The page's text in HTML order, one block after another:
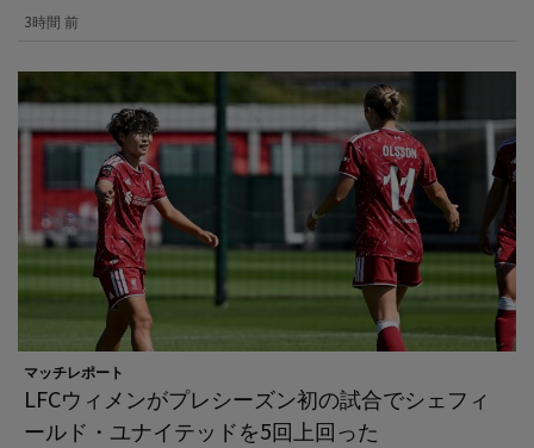
3時間 前
マッチレポート
LFCウィメンがプレシーズン初の試合でシェフィ
ールド・ユナイテッドを5回上回った